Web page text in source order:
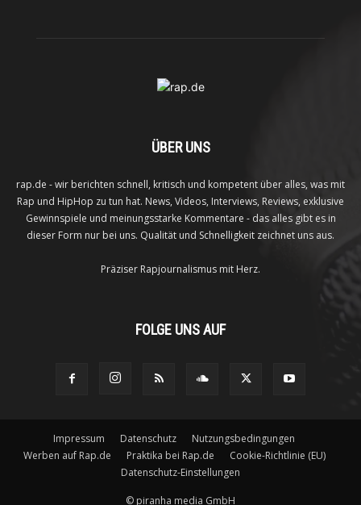
ÜBER UNS
rap.de - wir berichten schnell, kritisch und kompetent über alles, was mit
Rap und HipHop zu tun hat. News, Videos, Interviews, Reviews, exklusive
Gewinnspiele und meinungsstarke Kommentare - das alles gibt es in
dieser Form nur bei uns. Qualität und Schnelligkeit zeichnet uns aus.
Präziser Rapjournalismus mit Herz.
FOLGE UNS AUF
Impressum Datenschutz
Nutzungsbedingungen
Werben auf Rap.de
Praktika bei Rap.de
Cookie-Richtlinie (EU)
Datenschutz-Einstellungen
© piranha media GmbH